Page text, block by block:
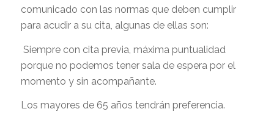
comunicado con las normas que deben cumplir
para acudir a su cita, algunas de ellas son:
Siempre con cita previa, máxima puntualidad
porque no podemos tener sala de espera por el
momento y sin acompañante.
Los mayores de 65 años tendrán preferencia.